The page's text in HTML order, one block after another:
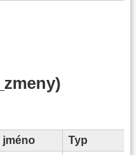
jméno
Typ